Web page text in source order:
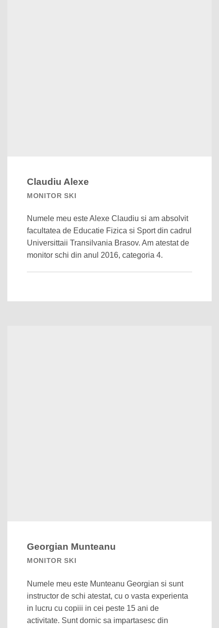
Claudiu Alexe
MONITOR SKI
Numele meu este Alexe Claudiu si am absolvit
facultatea de Educatie Fizica si Sport din cadrul
Universittaii Transilvania Brasov. Am atestat de
monitor schi din anul 2016, categoria 4.
Georgian Munteanu
MONITOR SKI
Numele meu este Munteanu Georgian si sunt
instructor de schi atestat, cu o vasta experienta
in lucru cu copiii in cei peste 15 ani de
activitate. Sunt dornic sa impartasesc din